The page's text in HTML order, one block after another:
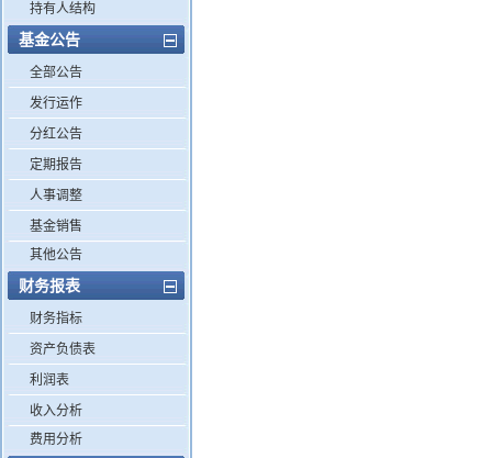
持有人结构
基金公告
全部公告
发行运作
分红公告
定期报告
人事调整
基金销售
其他公告
财务报表
财务指标
资产负债表
利润表
收入分析
费用分析